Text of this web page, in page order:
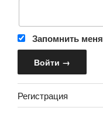
Запомнить меня
Регистрация